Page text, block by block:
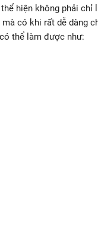
hiện không phải chỉ
có khi rất dễ dàng
thể làm được như: